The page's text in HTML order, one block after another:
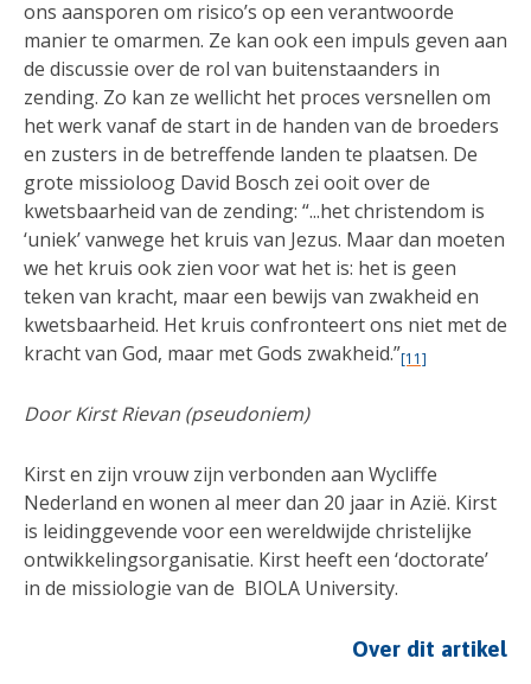
ons aansporen om risico’s op een verantwoorde
manier te omarmen. Ze kan ook een impuls geven aan
de discussie over de rol van buitenstaanders in
zending. Zo kan ze wellicht het proces versnellen om
het werk vanaf de start in de handen van de broeders
en zusters in de betreffende landen te plaatsen. De
grote missioloog David Bosch zei ooit over de
kwetsbaarheid van de zending: “...het christendom is
‘uniek’ vanwege het kruis van Jezus. Maar dan moeten
we het kruis ook zien voor wat het is: het is geen
teken van kracht, maar een bewijs van zwakheid en
kwetsbaarheid. Het kruis confronteert ons niet met de
kracht van God, maar met Gods zwakheid.”[11]
Door Kirst Rievan (pseudoniem)
Kirst en zijn vrouw zijn verbonden aan Wycliffe
Nederland en wonen al meer dan 20 jaar in Azië. Kirst
is leidinggevende voor een wereldwijde christelijke
ontwikkelingsorganisatie. Kirst heeft een ‘doctorate’
in de missiologie van de BIOLA University.
Over dit artikel